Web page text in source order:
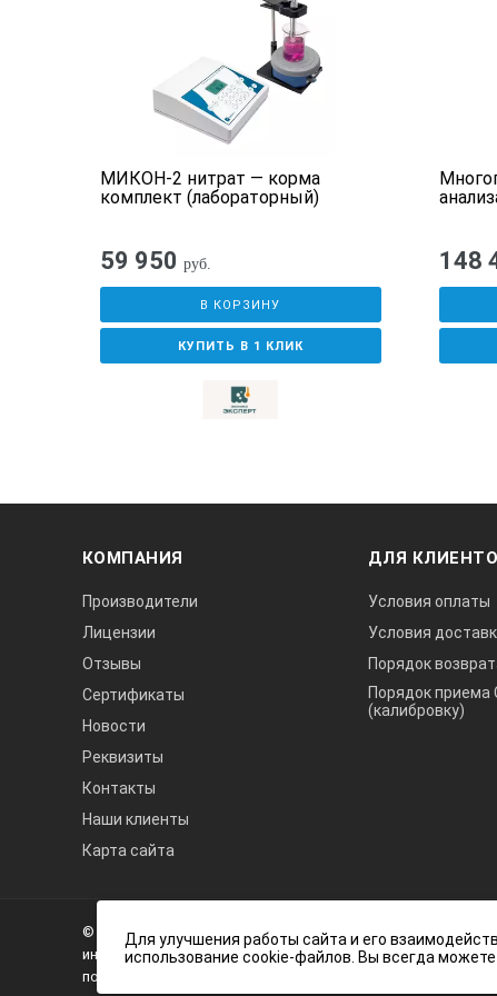
буферные растворы pH Singlet, pH
буферные растворы pH Singlet,
буферные растворы pH Singlet, pH
зажимы для электродов с
МИКОН-2 нитрат — корма
комплект (лабораторный)
59 950 руб.
В КОРЗИНУ
КУПИТЬ В 1 КЛИК
148
КОМПАНИЯ
Производители
Лицензии
Отзывы
Сертификаты
Новости
Реквизиты
Контакты
Наши клиенты
Карта сайта
ДЛЯ
Условия оплаты
Условия
Порядок
Порядок приема
(калибровку)
Нагорный© 2026 А3 Инжиниринг Обращаем Ваше внимание на то, что
информационный характер и ни при каких условиях не
положениями статьи 437 (2) Гражданского кодекса
Для улучшения работы сайта и его
использование cookie-файлов. Вы всегда